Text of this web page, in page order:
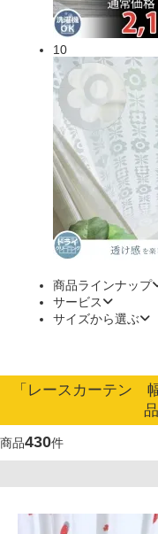
10
商品ラインナップ
サービス
サイズから選ぶ
「レースカーテン
商品430件